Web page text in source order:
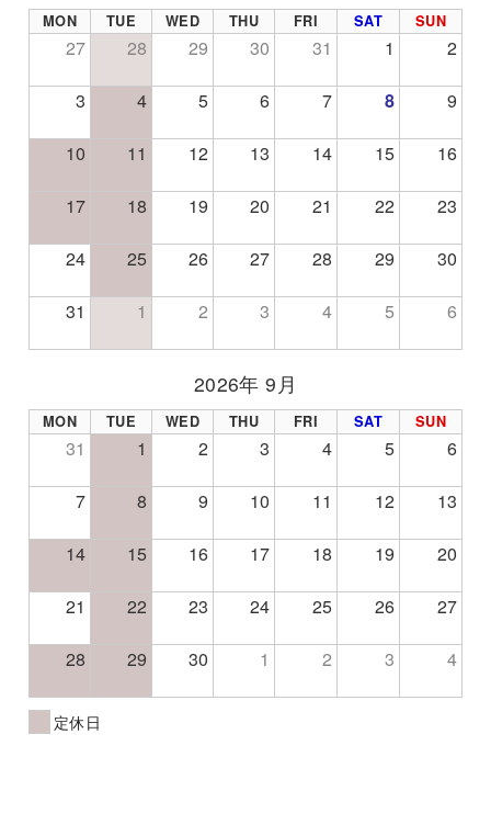
PREV
MON TUE WED THU FRI SAT SUN
27 28 29 30 31 1 2
3 4 5 6 7 8 9
10 11 12 13 14 15 16
17 18 19 20 21 22 23
24 25 26 27 28 29 30
31 1 2 3 4 5 6
2026年 9月
MON TUE WED THU FRI SAT SUN
31 1 2 3 4 5 6
7 8 9 10 11 12 13
14 15 16 17 18 19 20
21 22 23 24 25 26 27
28 29 30 1 2 3 4
定休日